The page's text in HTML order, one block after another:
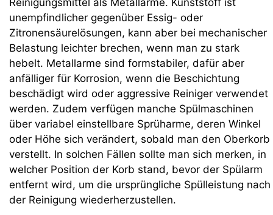
Reinigungsmittel als Metallarme. Kunststoff ist
unempfindlicher gegenüber Essig- oder
Zitronensäurelösungen, kann aber bei mechanischer
Belastung leichter brechen, wenn man zu stark
hebelt. Metallarme sind formstabiler, dafür aber
anfälliger für Korrosion, wenn die Beschichtung
beschädigt wird oder aggressive Reiniger verwendet
werden. Zudem verfügen manche Spülmaschinen
über variabel einstellbare Sprüharme, deren Winkel
oder Höhe sich verändert, sobald man den Oberkorb
verstellt. In solchen Fällen sollte man sich merken, in
welcher Position der Korb stand, bevor der Spülarm
entfernt wird, um die ursprüngliche Spülleistung nach
der Reinigung wiederherzustellen.